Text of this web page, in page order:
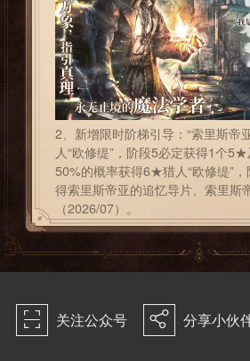
2、新增限时阶梯引导：“索里斯帝
人“欧修缇”，阶段5必定获得1个5★
50%的概率获得6★猎人“欧修缇”
得索里斯帝亚的追忆导片、索里斯
（2026/07）。
3、新增限时阶梯引导：“索里斯帝
者“奥兹巴尔多”，阶段5必定获得
人，50%的概率获得6★学者“奥兹
片（2026/07）。
“索里斯帝亚的导片（2026/07）
򰀁 关注公众号 򰀂 分享小伙